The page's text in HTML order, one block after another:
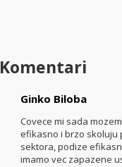
Komentari
Ginko Biloba
Covece mi sada
efikasno i brzo skoluju
sektora, podize
imamo vec zapazene